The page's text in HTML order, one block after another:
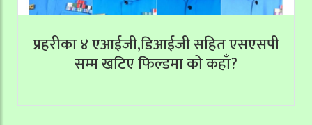
प्रहरीका ४ एआईजी,डिआईजी सहित एसएसपी
सम्म खटिए फिल्डमा को कहाँ?